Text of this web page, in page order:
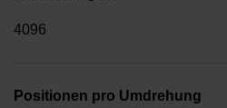
4096
Positionen pro Umdrehung